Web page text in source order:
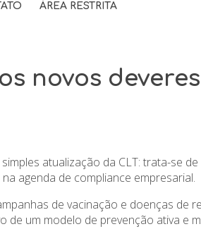
ÁREA RESTRITA
novos
atualização da CLT: trata-se
agenda de compliance empresarial.
de vacinação e doenças de
um modelo de prevenção ativa e